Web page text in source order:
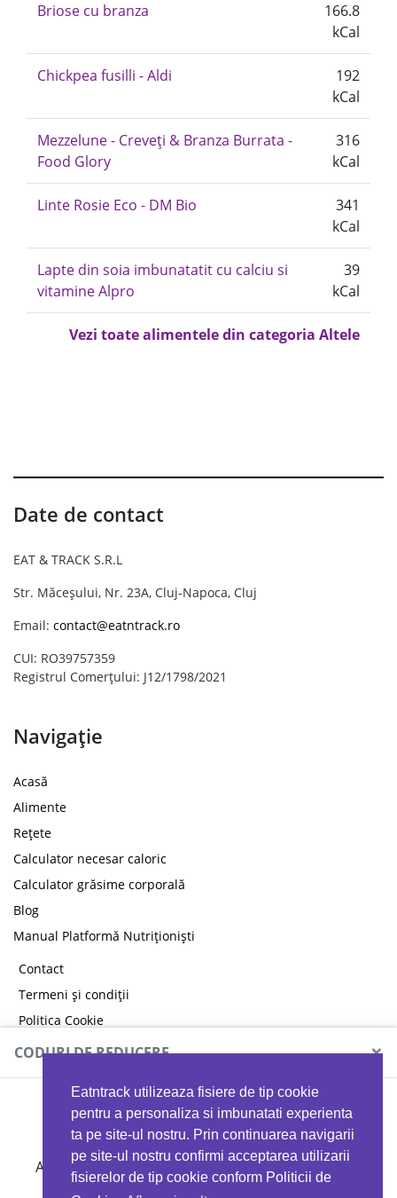
Eatntrack utilizeaza fisiere de tip cookie
pentru a personaliza si imbunatati experienta
ta pe site-ul nostru. Prin continuarea navigarii
pe site-ul nostru confirmi acceptarea utilizarii
fisierelor de tip cookie conform Politicii de
Briose cu branza
166.8
kCal
Chickpea fusilli - Aldi
192
kCal
Mezzelune - Creveți & Branza Burrata -
Food Glory
316
kCal
Linte Rosie Eco - DM Bio
341
kCal
Lapte din soia imbunatatit cu calciu si
vitamine Alpro
39
kCal
Vezi toate alimentele din categoria Altele
Date de contact
EAT & TRACK S.R.L
Str. Măceșului, Nr. 23A, Cluj-Napoca, Cluj
Email: contact@eatntrack.ro
CUI: RO39757359
Registrul Comerțului: J12/1798/2021
Navigație
Acasă
Alimente
Rețete
Calculator necesar caloric
Calculator grăsime corporală
Blog
Manual Platformă Nutriționiști
Contact
Termeni și condiții
Politica Cookie
Politica de confidențialitate
CODURI DE REDUCERE ×
MYPROTEIN
Ai 40%reducere la orice comandă folosind codul
EATTRACK